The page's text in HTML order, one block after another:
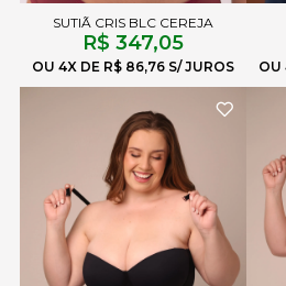
SUTIÃ CRIS BLC CEREJA
R$ 347,05
4X R$ 86,76